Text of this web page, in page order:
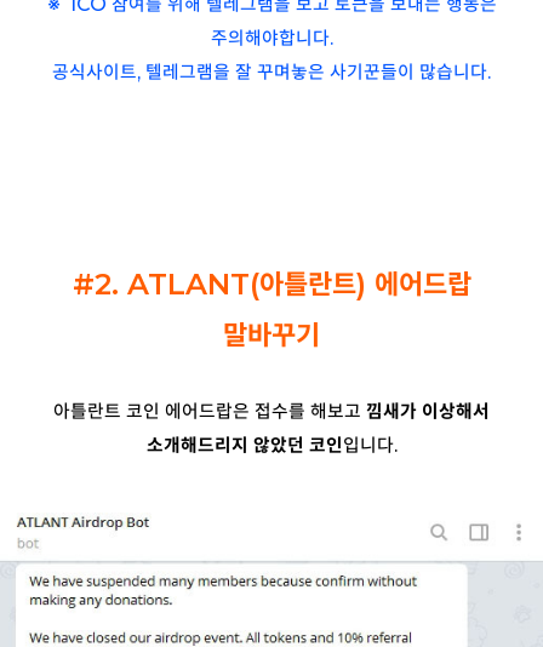
주의해야합니다.
공식사이트, 텔레그램을 잘 꾸며놓은 사기꾼들이 많습니다.
#2. ATLANT(아틀란트) 에어드랍
말바꾸기
아틀란트 코인 에어드랍은 접수를 해보고 낌새가 이상해서
소개해드리지 않았던 코인입니다.